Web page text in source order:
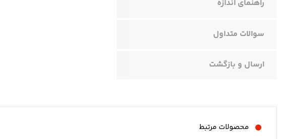
راهنمای اندازه
سوالات متداول
ارسال و بازگشت
محصولات مرتبط